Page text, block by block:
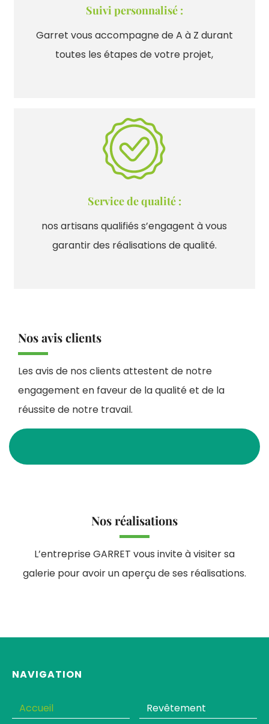
Suivi personnalisé :
Garret vous accompagne de A à Z durant
toutes les étapes de votre projet,
Service de qualité :
nos artisans qualifiés s’engagent à vous
garantir des réalisations de qualité.
Nos avis clients
Les avis de nos clients attestent de notre
engagement en faveur de la qualité et de la
réussite de notre travail.
Nos réalisations
L’entreprise GARRET vous invite à visiter sa
galerie pour avoir un aperçu de ses réalisations.
NAVIGATION
Accueil
Revêtement